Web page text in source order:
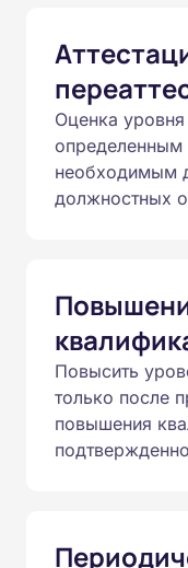
Оценка
определенным
необходимым
должностных
Повысить
только после
повышения